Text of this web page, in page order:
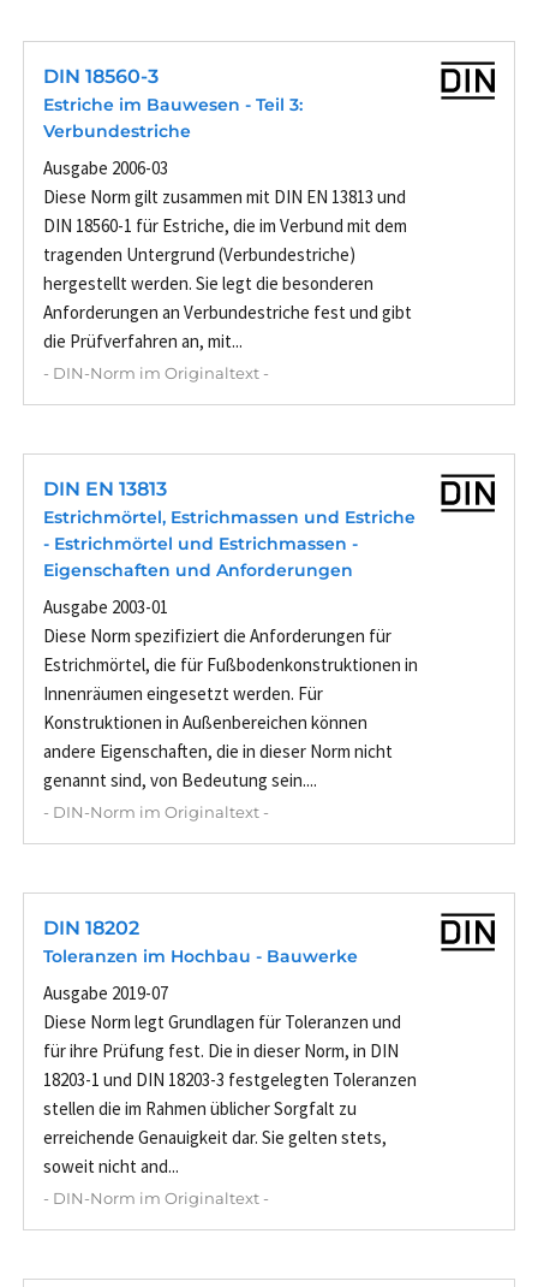
DIN 18560-3
Estriche im Bauwesen - Teil 3:
Verbundestriche
Ausgabe 2006-03
Diese Norm gilt zusammen mit DIN EN 13813 und
DIN 18560-1 für Estriche, die im Verbund mit dem
tragenden Untergrund (Verbundestriche)
hergestellt werden. Sie legt die besonderen
Anforderungen an Verbundestriche fest und gibt
die Prüfverfahren an, mit...
- DIN-Norm im Originaltext -
DIN EN 13813
Estrichmörtel, Estrichmassen und Estriche
- Estrichmörtel und Estrichmassen -
Eigenschaften und Anforderungen
Ausgabe 2003-01
Diese Norm spezifiziert die Anforderungen für
Estrichmörtel, die für Fußbodenkonstruktionen in
Innenräumen eingesetzt werden. Für
Konstruktionen in Außenbereichen können
andere Eigenschaften, die in dieser Norm nicht
genannt sind, von Bedeutung sein....
- DIN-Norm im Originaltext -
DIN 18202
Toleranzen im Hochbau - Bauwerke
Ausgabe 2019-07
Diese Norm legt Grundlagen für Toleranzen und
für ihre Prüfung fest. Die in dieser Norm, in DIN
18203-1 und DIN 18203-3 festgelegten Toleranzen
stellen die im Rahmen üblicher Sorgfalt zu
erreichende Genauigkeit dar. Sie gelten stets,
soweit nicht and...
- DIN-Norm im Originaltext -